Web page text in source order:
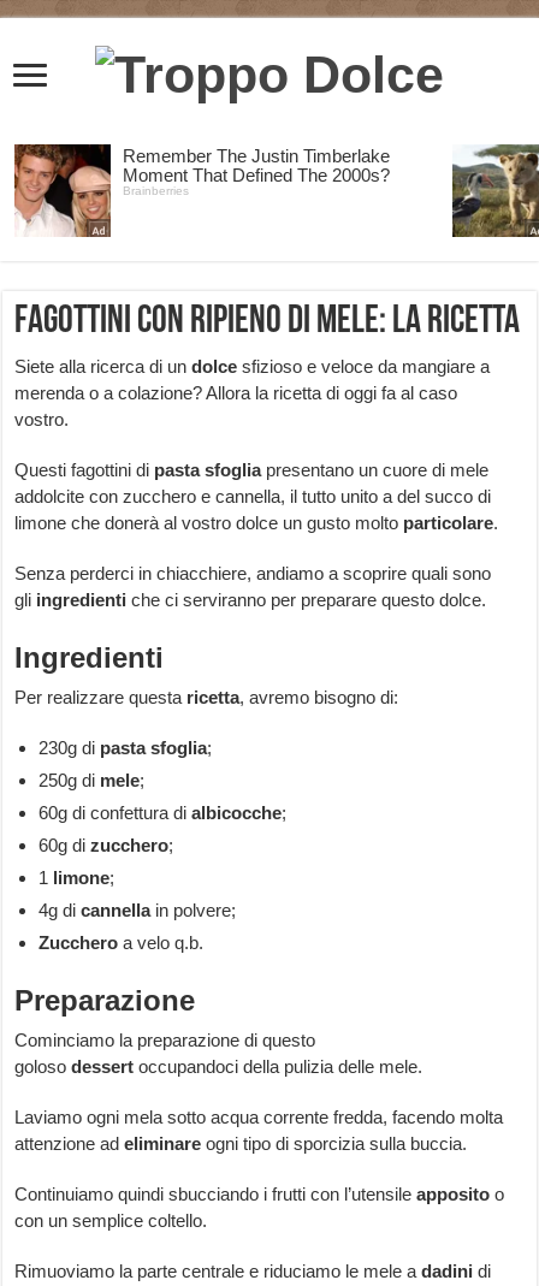
Fagottini con ripieno di mele: la ricetta
Siete alla ricerca di undolce sfizioso e veloce da mangiare a
merenda o a colazione? Allora la ricetta di oggi fa al caso
vostro.
Questi fagottini di pasta sfogliapresentano un cuore di mele
addolcite con zucchero e cannella, il tutto unito a del succo di
limone che donerà al vostro dolce un gusto molto particolare.
Senza perderci in chiacchiere, andiamo a scoprire quali sono
gli ingredienti che ci serviranno per preparare questo dolce.
Ingredienti
Per realizzare questa ricetta, avremo bisogno di:
230g di pasta sfoglia;
250g di mele;
60g di confettura dialbicocche;
60g dizucchero;
1 limone;
4g dicannellain polvere;
Zucchero a velo q.b.
Preparazione
Cominciamo la preparazione di questo
golosodessert occupandoci della pulizia delle mele.
Laviamo ogni mela sotto acqua corrente fredda, facendo molta
attenzione adeliminare ogni tipo di sporcizia sulla buccia.
Continuiamo quindi sbucciando i frutti con l’utensileapposito o
con un semplice coltello.
Rimuoviamo la parte centrale e riduciamo le mele adadini di